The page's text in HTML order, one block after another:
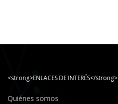
<strong>ENLACES DE INTERÉS</strong>
Quiénes somos